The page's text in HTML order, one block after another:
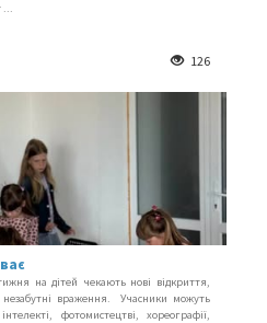
...
126
на дітей чекають нові відкриття,
незабутні враження. Учасники можуть
фотомистецтві, хореографії,